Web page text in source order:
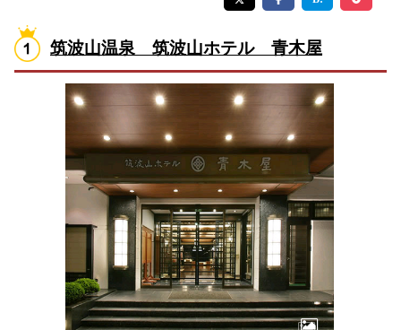
筑波山温泉 筑波山ホテル 青木屋